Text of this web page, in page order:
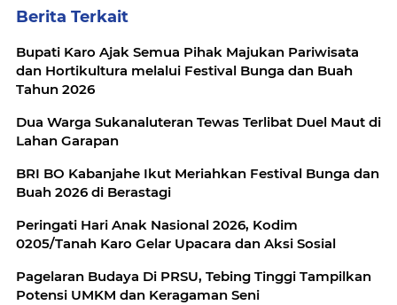
Berita Terkait
Bupati Karo Ajak Semua Pihak Majukan Pariwisata
dan Hortikultura melalui Festival Bunga dan Buah
Tahun 2026
Dua Warga Sukanaluteran Tewas Terlibat Duel Maut di
Lahan Garapan
BRI BO Kabanjahe Ikut Meriahkan Festival Bunga dan
Buah 2026 di Berastagi
Peringati Hari Anak Nasional 2026, Kodim
0205/Tanah Karo Gelar Upacara dan Aksi Sosial
Pagelaran Budaya Di PRSU, Tebing Tinggi Tampilkan
Potensi UMKM dan Keragaman Seni